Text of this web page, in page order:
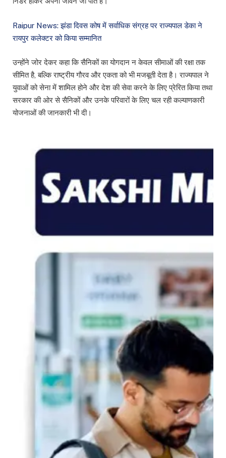
Raipur News: झंडा दिवस कोष में सर्वाधिक संग्रह पर राज्यपाल डेका ने
रायपुर कलेक्टर को किया सम्मानित
उन्होंने जोर देकर कहा कि सैनिकों का योगदान न केवल सीमाओं की रक्षा तक
सीमित है, बल्कि राष्ट्रीय गौरव और एकता को भी मजबूती देता है। राज्यपाल ने
युवाओं को सेना में शामिल होने और देश की सेवा करने के लिए प्रेरित किया तथा
सरकार की ओर से सैनिकों और उनके परिवारों के लिए चल रही कल्याणकारी
योजनाओं की जानकारी भी दी।